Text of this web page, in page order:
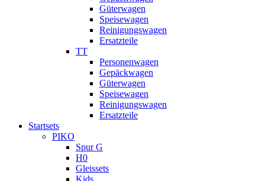
Güterwagen
Speisewagen
Reinigungswagen
Ersatzteile
TT
Personenwagen
Gepäckwagen
Güterwagen
Speisewagen
Reinigungswagen
Ersatzteile
Startsets
PIKO
Spur G
H0
Gleissets
Kids